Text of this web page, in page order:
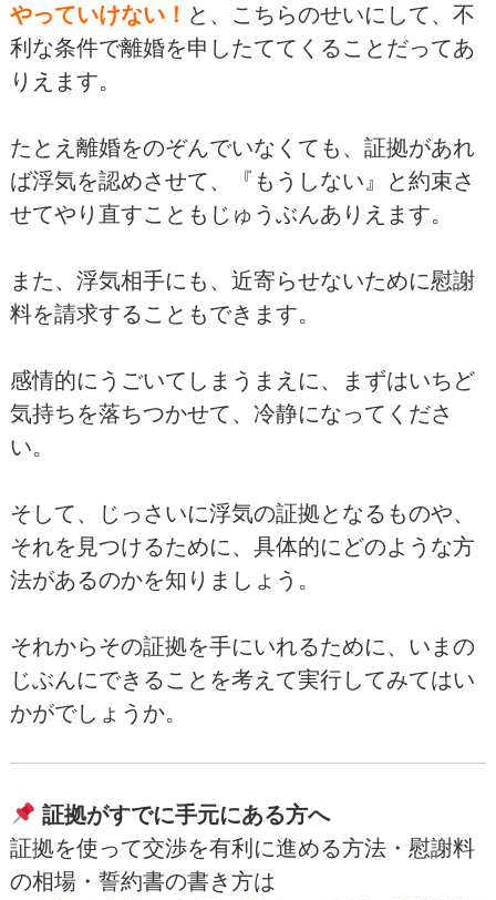
やっていけない！ と、こちらのせいにして、不
利な条件で離婚を申したててくることだってあ
りえます。
たとえ離婚をのぞんでいなくても、証拠があれ
ば浮気を認めさせて、『もうしない』と約束さ
せてやり直すこともじゅうぶんありえます。
また、浮気相手にも、近寄らせないために慰謝
料を請求することもできます。
感情的にうごいてしまうまえに、まずはいちど
気持ちを落ちつかせて、冷静になってくださ
い。
そして、じっさいに浮気の証拠となるものや、
それを見つけるために、具体的にどのような方
法があるのかを知りましょう。
それからその証拠を手にいれるために、いまの
じぶんにできることを考えて実行してみてはい
かがでしょうか。
証拠がすでに手元にある方へ
証拠を使って交渉を有利に進める方法・慰謝料
の相場・誓約書の書き方は